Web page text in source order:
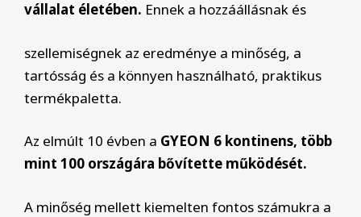
vállalat életében. Ennek a hozzáállásnak és
szellemiségnek az eredménye a minőség, a
tartósság és a könnyen használható, praktikus
termékpaletta.
Az elmúlt 10 évben a GYEON 6 kontinens, több
mint 100 országára bővítette működését.
A minőség mellett kiemelten fontos számukra a